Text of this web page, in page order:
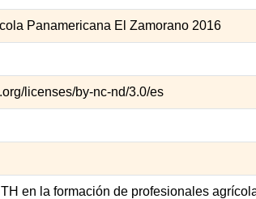
Panamericana El Zamorano 2016
licenses/by-nc-nd/3.0/es
en la formación de profesionales